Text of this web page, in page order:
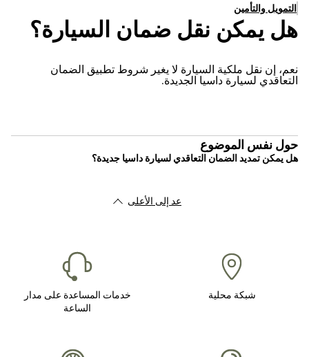
التمويل والتأمين
هل يمكن نقل ضمان السيارة؟
نعم، إن نقل ملكية السيارة لا يغير شروط تطبيق الضمان
التعاقدي لسيارة داسيا الجديدة.
حول نفس الموضوع
هل يمكن تمديد الضمان التعاقدي لسيارة داسيا جديدة؟
عد إلى الأعلى
شبكة محلية
خدمات المساعدة على مدار
الساعة